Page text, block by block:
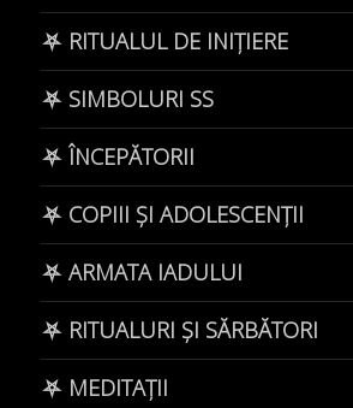
⛧ RITUALUL DE INIȚIERE
⛧ SIMBOLURI SS
⛧ ÎNCEPĂTORII
⛧ COPIII ȘI ADOLESCENȚII
⛧ ARMATA IADULUI
⛧ RITUALURI ȘI SĂRBĂTORI
⛧ MEDITAȚII